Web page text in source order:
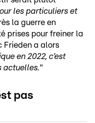
les particuliers et
la guerre en
prises pour freiner la
Frieden a alors
en 2022, c’est
actuelles."
pas